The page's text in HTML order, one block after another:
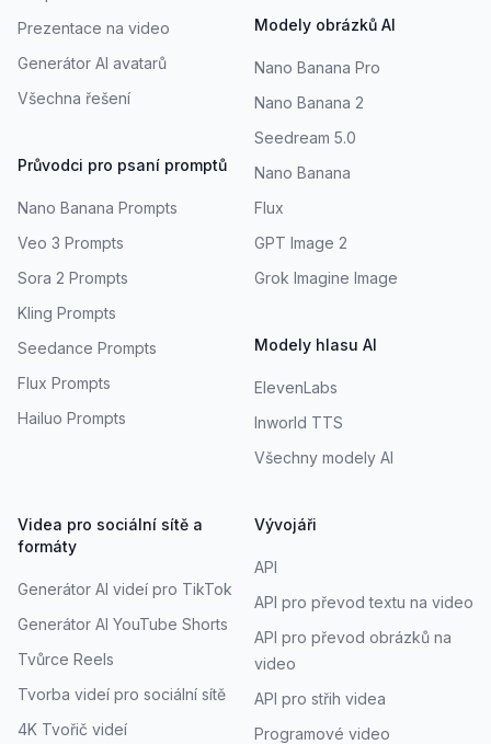
Prezentace na video
Generátor AI avatarů
Všechna řešení
Průvodci pro psaní promptů
Nano Banana Prompts
Veo 3 Prompts
Sora 2 Prompts
Kling Prompts
Seedance Prompts
Flux Prompts
Hailuo Prompts
Modely obrázků AI
Nano Banana Pro
Nano Banana 2
Seedream 5.0
Nano Banana
Flux
GPT Image 2
Grok Imagine Image
Modely hlasu AI
ElevenLabs
Inworld TTS
Všechny modely AI
Videa pro sociální sítě a
formáty
Generátor AI videí pro TikTok
Generátor AI YouTube Shorts
Tvůrce Reels
Tvorba videí pro sociální sítě
4K Tvořič videí
Vývojáři
API
API pro převod textu na video
API pro převod obrázků na
video
API pro střih videa
Programové video